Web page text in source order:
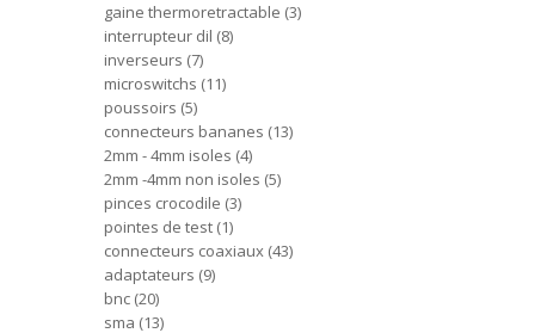
gaine thermoretractable 3
interrupteur dil 8
inverseurs 7
microswitchs 11
poussoirs 5
connecteurs bananes 13
2mm - 4mm isoles 4
2mm -4mm non isoles 5
pinces crocodile 3
pointes de test 1
connecteurs coaxiaux 43
adaptateurs 9
bnc 20
sma 13